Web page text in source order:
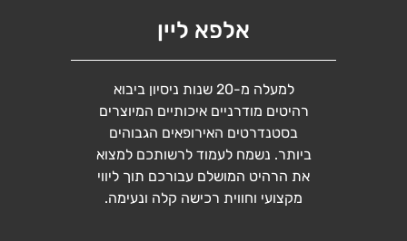
אלפא ליין
למעלה מ-20 שנות ניסיון ביבוא
רהיטים מודרניים איכותיים המיוצרים
בסטנדרטים האירופאים הגבוהים
ביותר. נשמח לעמוד לרשותכם למצוא
את הרהיט המושלם עבורכם תוך ליווי
מקצועי וחווית רכישה קלה ונעימה.